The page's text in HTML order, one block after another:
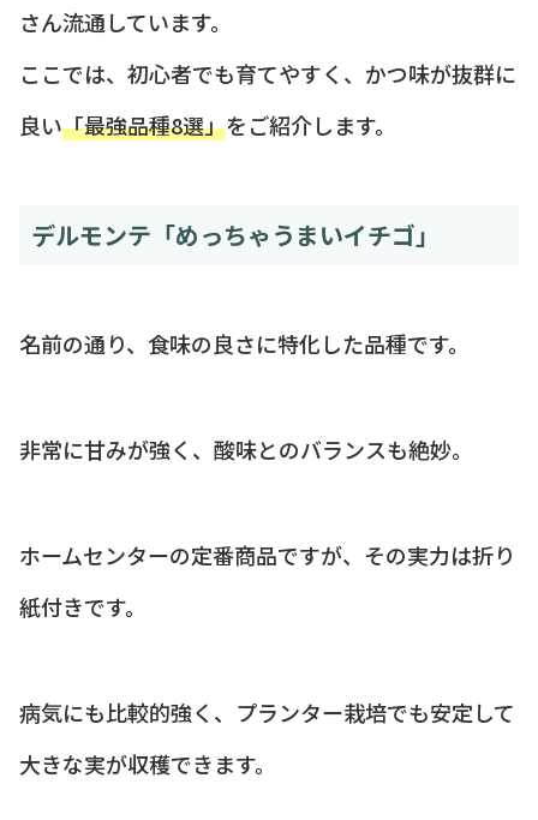
さん流通しています。
ここでは、初心者でも育てやすく、かつ味が抜群に
良い「最強品種8選」をご紹介します。
デルモンテ「めっちゃうまいイチゴ」
名前の通り、食味の良さに特化した品種です。
非常に甘みが強く、酸味とのバランスも絶妙。
ホームセンターの定番商品ですが、その実力は折り
紙付きです。
病気にも比較的強く、プランター栽培でも安定して
大きな実が収穫できます。